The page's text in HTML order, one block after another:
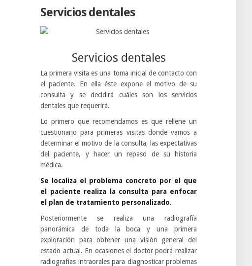
Servicios dentales
Servicios dentales
La primera visita es una toma inicial de contacto con
el paciente. En ella éste expone el motivo de su
consulta y se decidirá cuáles son los servicios
dentales que requerirá.
Lo primero que recomendamos es que rellene un
cuestionario para primeras visitas donde vamos a
determinar el motivo de la consulta, las expectativas
del paciente, y hacer un repaso de su historia
médica.
Se localiza el problema concreto por el que
el paciente realiza la consulta para enfocar
el plan de tratamiento personalizado.
Posteriormente se realiza una radiografía
panorámica de toda la boca y una primera
exploración para obtener una visión general del
estado actual. En ocasiones el doctor podrá realizar
radiografías intraorales para diagnosticar problemas